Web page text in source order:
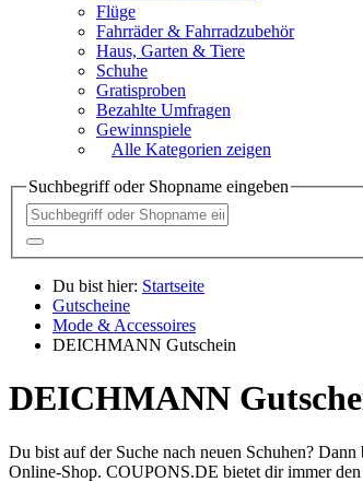
Flüge
Fahrräder & Fahrradzubehör
Haus, Garten & Tiere
Schuhe
Gratisproben
Bezahlte Umfragen
Gewinnspiele
Alle Kategorien zeigen
Suchbegriff oder Shopname eingeben
Du bist hier: Startseite
Gutscheine
Mode & Accessoires
DEICHMANN Gutschein
DEICHMANN
Du bist auf der Suche nach neuen Schuhen?
Online-Shop. COUPONS.DE bietet dir immer